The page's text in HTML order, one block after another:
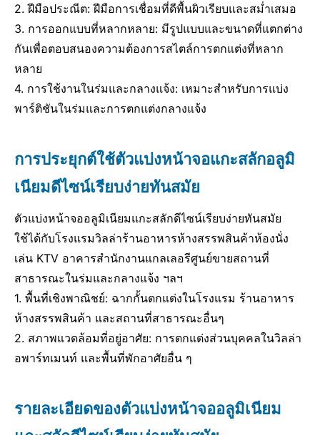
2. ฝีมือประณีต: ฝีมือการเชื่อมที่ดีพื้นผิวเรียบและสม่ำเสมอ
3. การออกแบบที่หลากหลาย: มีรูปแบบและขนาดที่แตกต่าง
กันเพื่อตอบสนองความต้องการสไตล์การตกแต่งที่หลาก
หลาย
4. การใช้งานในร่มและกลางแจ้ง: เหมาะสำหรับการแบ่ง
พาร์ติชันในร่มและการตกแต่งกลางแจ้ง
การประยุกต์ใช้ตัวแบ่งหน้าจอแกะสลักอลูมิ
เนียมดีไซน์เรียบง่ายทันสมัย
ตัวแบ่งหน้าจออลูมิเนียมแกะสลักดีไซน์เรียบง่ายทันสมัย
ใช้ได้กับโรงแรมวิลล่าร้านอาหารห้างสรรพสินค้าห้องนั่ง
เล่น KTV อาคารสำนักงานแกลเลอรีศูนย์ขายสถานที่
สาธารณะในร่มและกลางแจ้ง ฯลฯ
1. พื้นที่เชิงพาณิชย์: ฉากกั้นตกแต่งในโรงแรม ร้านอาหาร
ห้างสรรพสินค้า และสถานที่สาธารณะอื่นๆ
2. สภาพแวดล้อมที่อยู่อาศัย: การตกแต่งส่วนบุคคลในวิลล่า
อพาร์ทเมนท์ และพื้นที่พักอาศัยอื่น ๆ
รายละเอียดของตัวแบ่งหน้าจออลูมิเนียม